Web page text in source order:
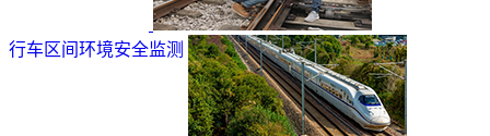
行车区间环境安全监测